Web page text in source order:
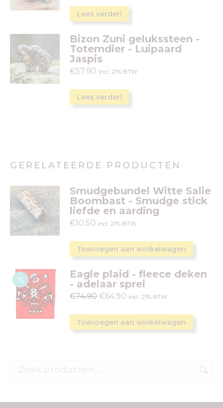
Lees verder!
Bizon Zuni gelukssteen -
Totemdier - Luipaard
Jaspis
€57.90 incl. 21% BTW
Lees verder!
GERELATEERDE PRODUCTEN
Smudgebundel Witte Salie
Boombast - Smudge stick
liefde en aarding
€10.50 incl. 21% BTW
Toevoegen aan winkelwagen
Eagle plaid - fleece deken
- adelaar sprei
€74.90 €64.90 incl. 21% BTW
Toevoegen aan winkelwagen